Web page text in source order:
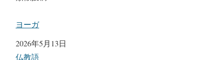
ヨーガ
日付
2026年5月13日
関連理由
仏教語